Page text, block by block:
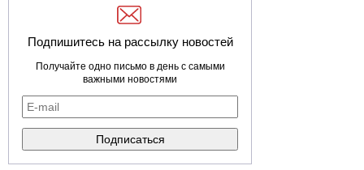
Подпишитесь на рассылку новостей
Получайте одно письмо в день с самыми
важными новостями